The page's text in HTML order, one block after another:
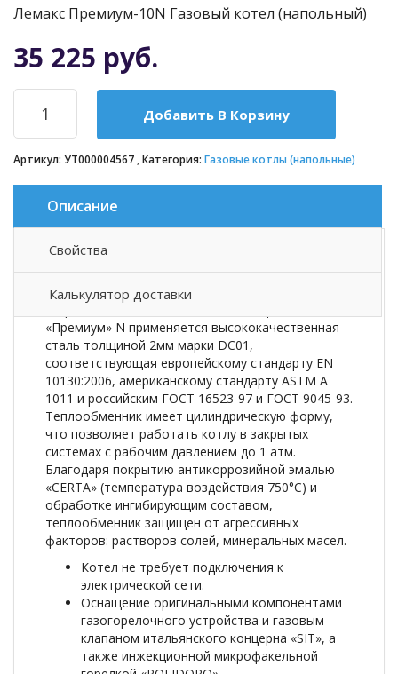
Лемакс Премиум-10N Газовый котел (напольный)
35 225 руб.
Добавить В Корзину
Артикул: УТ000004567 Категория: Газовые котлы (напольные)
Описание
Свойства
Калькулятор доставки
Описание товара
«Премиум» N применяется высококачественная
сталь толщиной 2мм марки DC01,
соответствующая европейскому стандарту EN
10130:2006, американскому стандарту ASTM A
1011 и российским ГОСТ 16523-97 и ГОСТ 9045-93.
Теплообменник имеет цилиндрическую форму,
что позволяет работать котлу в закрытых
системах с рабочим давлением до 1 атм.
Благодаря покрытию антикоррозийной эмалью
«CERTA» (температура воздействия 750°С) и
обработке ингибирующим составом,
теплообменник защищен от агрессивных
факторов: растворов солей, минеральных масел.
Котел не требует подключения к
электрической сети.
Оснащение оригинальными компонентами
газогорелочного устройства и газовым
клапаном итальянского концерна «SIT», а
также инжекционной микрофакельной